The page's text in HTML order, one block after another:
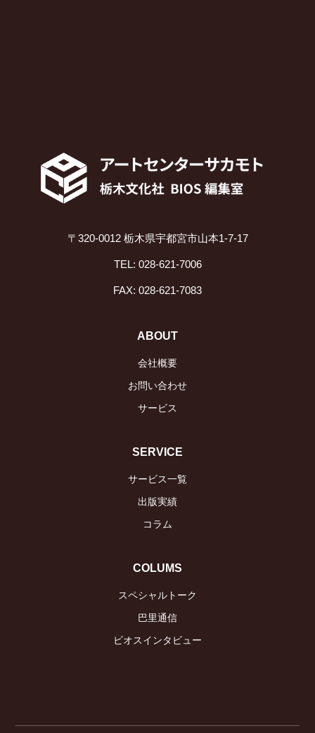
〒320-0012 栃木県宇都宮市山本1-7-17
TEL: 028-621-7006
FAX: 028-621-7083
ABOUT
会社概要
お問い合わせ
サービス
SERVICE
サービス一覧
出版実績
コラム
COLUMS
スペシャルトーク
巴里通信
ビオスインタビュー